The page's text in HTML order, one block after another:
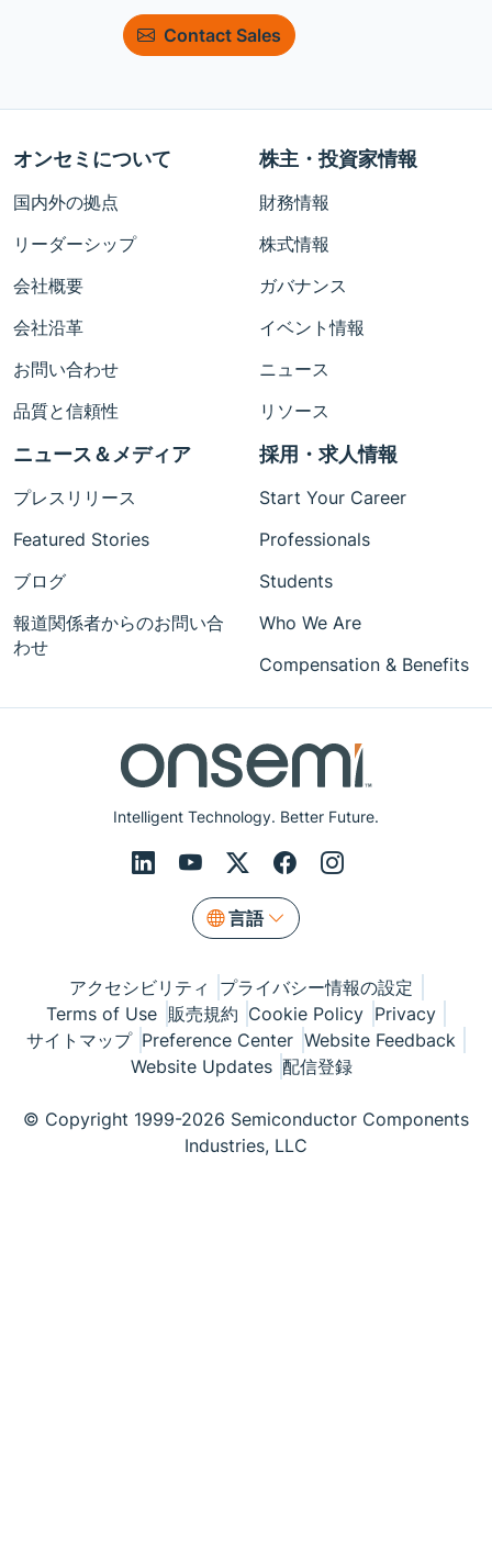
Contact Sales
Intelligent Technology. Better Future.
言語
オンセミについて
国内外の拠点
リーダーシップ
会社概要
会社沿革
お問い合わせ
品質と信頼性
株主・投資家情報
財務情報
株式情報
ガバナンス
イベント情報
ニュース
リソース
ニュース＆メディア
プレスリリース
Featured Stories
ブログ
報道関係者からのお問い合
わせ
採用・求人情報
Start Your Career
Professionals
Students
Who We Are
Compensation & Benefits
アクセシビリティ
プライバシー情報の設定
Terms of Use 販売規約 Cookie Policy Privacy
サイトマップ Preference Center Website Feedback
Website Updates 配信登録
© Copyright 1999-2026 Semiconductor Components
Industries, LLC